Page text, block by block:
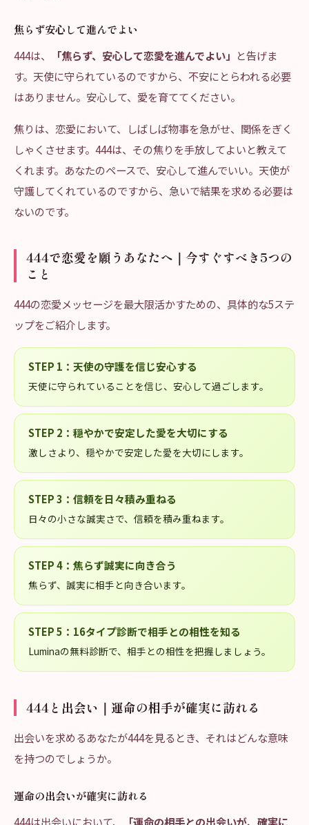
焦らず安心して進んでよい
444は、
「焦らず、安心して恋愛を進んでよい」 と告げま
す。天使に守られているのですから、不安にとらわれる必要
はありません。安心して、愛を育ててください。
焦りは、恋愛において、しばしば物事を急がせ、関係をぎく
しゃくさせます。444は、その焦りを手放してよいと教えて
くれます。あなたのペースで、安心して進んでいい。天使が
守護してくれているのですから、急いで結果を求める必要は
ないのです。
444で恋愛を願うあなたへ｜今すぐすべき5つの
こと
444の恋愛メッセージを最大限活かすための、具体的な5ステ
ップをご紹介します。
STEP 1 ： 天使の守護を信じ安心する
天使に守られていることを信じ、安心して過ごします。
STEP 2 ： 穏やかで安定した愛を大切にする
激しさより、穏やかで安定した愛を大切にします。
STEP3 ： 信頼を日々積み重ねる
日々の小さな誠実さで、信頼を積み重ねます。
STEP4 ： 焦らず誠実に向き合う
焦らず、誠実に相手と向き合います。
STEP5 ： 16タイプ診断で相手との相性を知る
Luminaの無料診断で、相手との相性を把握しましょう。
444と出会い｜運命の相手が確実に訪れる
出会いを求めるあなたが444を見るとき、それはどんな意味
を持つのでしょうか。
運命の出会いが確実に訪れる
444は出会いにおいて、
「運命の相手との出会いが、確実に